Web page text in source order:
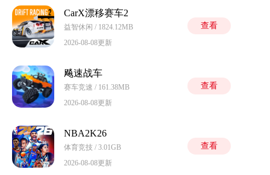
CarX漂移赛车2
益智休闲 / 1824.12MB
2026-08-08更新
查看
飚速战车
赛车竞速 / 161.38MB
2026-08-08更新
查看
NBA2K26
体育竞技 / 3.01GB
2026-08-08更新
查看